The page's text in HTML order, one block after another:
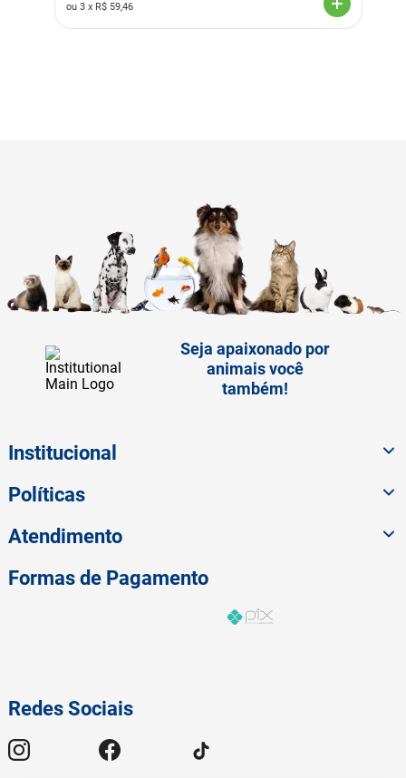
ou 3 x R$ 59,46
Seja apaixonado por
animais você
também!
Institucional
Políticas
Atendimento
Redes Sociais
Formas de Pagamento